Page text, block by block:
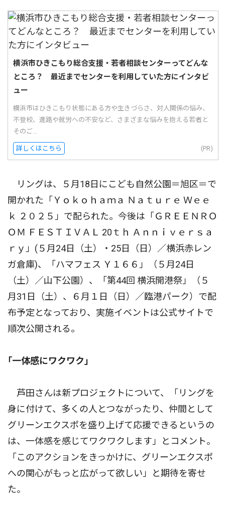
横浜市ひきこもり総合支援・若者相談センターってどんな
ところ？ 最近までセンターを利用していた方にインタビ
ュー
横浜市はひきこもり状態にある方や生きづらさ、対人関係の悩み、
不登校、進路や就労への不安など、さまざまな悩みを抱える若者と
そのご...
詳しくはこちら (PR)
リングは、５月18日にこども自然公園＝旭区＝で
開かれた「Ｙｏｋｏｈａｍａ Ｎａｔｕｒｅ Ｗｅｅ
ｋ ２０２５」で配られた。今後は「ＧＲＥＥＮＲＯ
ＯＭ ＦＥＳＴＩＶＡＬ 20ｔｈ Ａｎｎｉｖｅｒｓａ
ｒｙ」(５月24日（土）・25日（日）／横浜赤レン
ガ倉庫)、「ハマフェス Ｙ１６６」（５月24日
（土）／山下公園）、「第44回 横浜開港祭」（５
月31日（土）、６月１日（日）／臨港パーク）で配
布予定となっており、実施イベントは公式サイトで
順次公開される。
｢一体感にワクワク｣
芦田さんは新プロジェクトについて、「リングを
身に付けて、多くの人とつながったり、仲間として
グリーンエクスポを盛り上げて応援できるというの
は、一体感を感じてワクワクします」とコメント。
「このアクションをきっかけに、グリーンエクスポ
への関心がもっと広がって欲しい」と期待を寄せ
た。